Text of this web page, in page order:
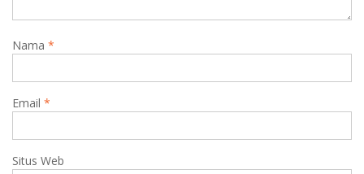
Nama *
Email *
Situs Web